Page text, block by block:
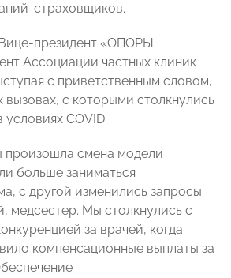
страховщиков.
президент «ОПОРЫ
Ассоциации частных клиник
с приветственным словом,
вызовах, с которыми столкнулись
COVID.
произошла смена модели
больше заниматься
с другой изменились запросы
медсестер. Мы столкнулись с
за врачей, когда
компенсационные выплаты за